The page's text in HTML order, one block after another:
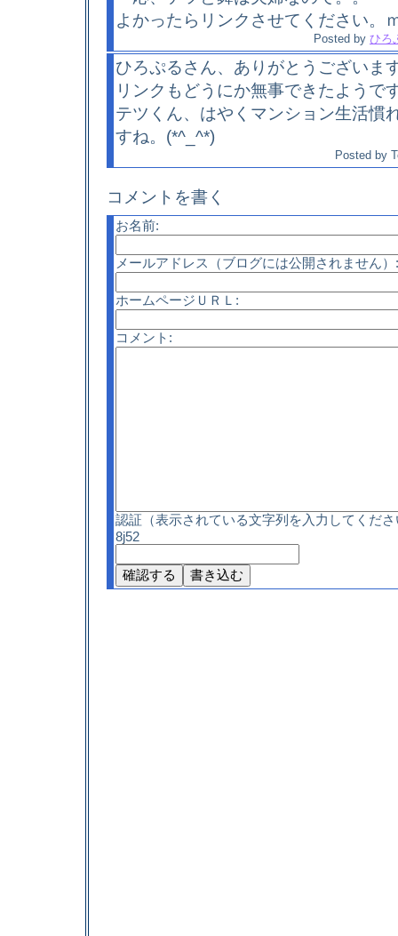
よかったらリンクさせてください
Posted by ひろ
ひろぷるさん、ありがとうございま
リンクもどうにか無事できたようで
テツくん、はやくマンション生活慣
すね。(*^_^*)
Posted by
コメントを書く
お名前:
メールアドレス（ブログには公開されません）:
ホームページＵＲＬ:
コメント:
認証（表示されている文字列を入力してくだ
8j52